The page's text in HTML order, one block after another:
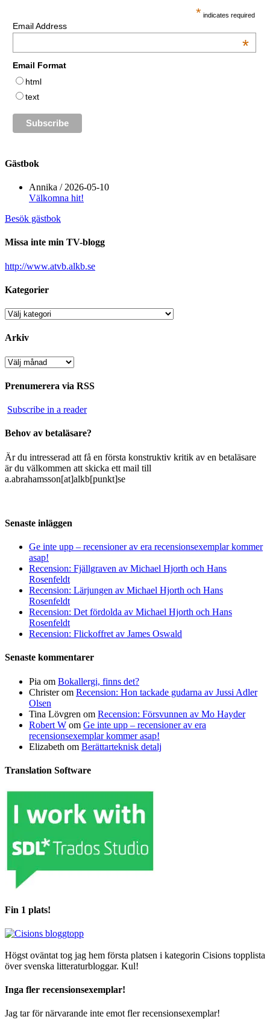
* indicates required
Email Address
*
Email Format
html
text
Gästbok
Annika / 2026-05-10
Välkomna hit!
Besök gästbok
Missa inte min TV-blogg
http://www.atvb.alkb.se
Kategorier
Kategorier
Arkiv
Arkiv
Prenumerera via RSS
Subscribe in a reader
Behov av betaläsare?
Är du intresserad att få en första konstruktiv kritik av en betaläsare
är du välkommen att skicka ett mail till
a.abrahamsson[at]alkb[punkt]se
Senaste inläggen
Ge inte upp – recensioner av era recensionsexemplar kommer
asap!
Recension: Fjällgraven av Michael Hjorth och Hans
Rosenfeldt
Recension: Lärjungen av Michael Hjorth och Hans
Rosenfeldt
Recension: Det fördolda av Michael Hjorth och Hans
Rosenfeldt
Recension: Flickoffret av James Oswald
Senaste kommentarer
Pia om Bokallergi, finns det?
Christerom Recension: Hon tackade gudarna av Jussi Adler
Olsen
Tina Lövgren om Recension: Försvunnen av Mo Hayder
Robert W om Ge inte upp – recensioner av era
recensionsexemplar kommer asap!
Elizabeth om Berättarteknisk detalj
Translation Software
Fin 1 plats!
Högst oväntat tog jag hem första platsen i kategorin Cisions topplista
över svenska litteraturbloggar. Kul!
Inga fler recensionsexemplar!
Jag tar för närvarande inte emot fler recensionsexemplar!